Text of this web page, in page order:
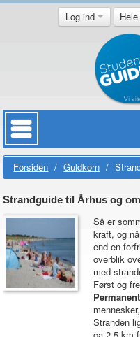
Log ind
Forsiden / Guldkorn /
Strandguide til Århus og
Så er
kraft, og
end en
overblik
med
Først og
Stranden